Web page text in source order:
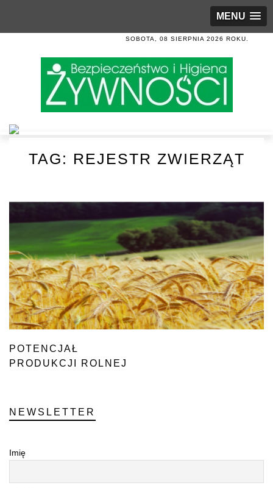
MENU
SOBOTA, 08 SIERPNIA 2026 ROKU.
TAG: REJESTR ZWIERZĄT
POTENCJAŁ
PRODUKCJI ROLNEJ
NEWSLETTER
Imię